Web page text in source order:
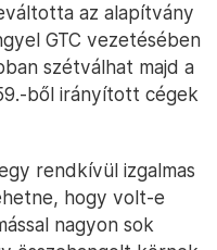
az alapítvány
GTC vezetésében
szétválhat majd a
ből irányított cégek
rendkívül izgalmas
hogy volt-e
nagyon sok